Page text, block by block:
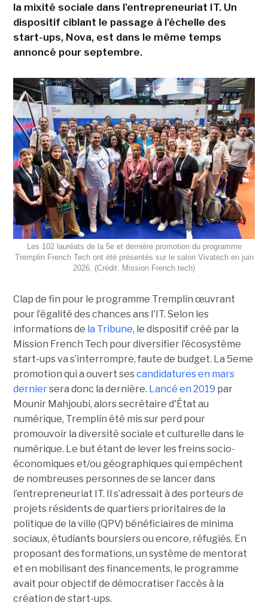
la mixité sociale dans l'entrepreneuriat IT. Un
dispositif ciblant le passage à l'échelle des
start-ups, Nova, est dans le même temps
annoncé pour septembre.
Les 102 lauréats de la 5e et dernière promotion du programme
Tremplin French Tech ont été présentés sur le salon Vivatech en juin
2026. (Crédit: Mission French tech)
Clap de fin pour le programme Tremplin œuvrant
pour l’égalité des chances ans l'IT. Selon les
informations de la Tribune, le dispositif créé par la
Mission French Tech pour diversifier l’écosystème
start-ups va s’interrompre, faute de budget. La 5eme
promotion qui a ouvert sescandidatures en mars
derniersera donc la dernière. Lancé en 2019 par
Mounir Mahjoubi, alors secrétaire d'État au
numérique, Tremplin été mis sur perd pour
promouvoir la diversité sociale et culturelle dans le
numérique. Le but étant de lever les freins socio-
économiques et/ou géographiques qui empêchent
de nombreuses personnes de se lancer dans
l’entrepreneuriat IT. Il s’adressait à des porteurs de
projets résidents de quartiers prioritaires de la
politique de la ville (QPV) bénéficiaires de minima
sociaux, étudiants boursiers ou encore, réfugiés. En
proposant des formations, un système de mentorat
et en mobilisant des financements, le programme
avait pour objectif de démocratiser l’accès à la
création de start-ups.